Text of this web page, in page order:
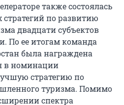
также состоялась
по развитию
двадцати субъектов
По ее итогам команда
была награждена
в номинации
стратегию по
туризма. Помимо
спектра